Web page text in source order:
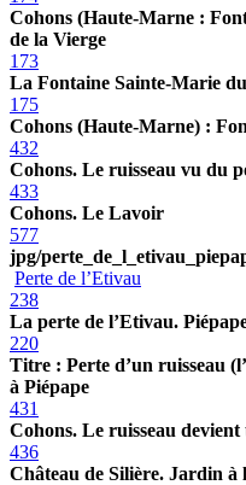
Cohons (Haute-Marne :
de la Vierge
173
La Fontaine Sainte-Marie
175
Cohons (Haute-Marne) :
432
Cohons. Le ruisseau vu du
433
Cohons. Le Lavoir
577
jpg/
Perte de l’Etivau
238
La perte de l’Etivau.
220
Titre : Perte d’un ruisseau
à Piépape
431
Cohons. Le ruisseau devient
436
Château de Silière. Jardin à